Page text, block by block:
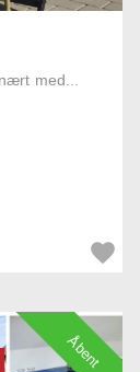
med...
Åbent